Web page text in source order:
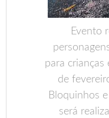
Evento
para
de
Bloquinhos
será